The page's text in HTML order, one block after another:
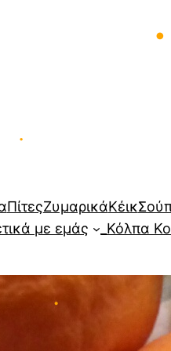
ΠίτεςΖυμαρικάΚέικ
με εμάς _Κόλπα